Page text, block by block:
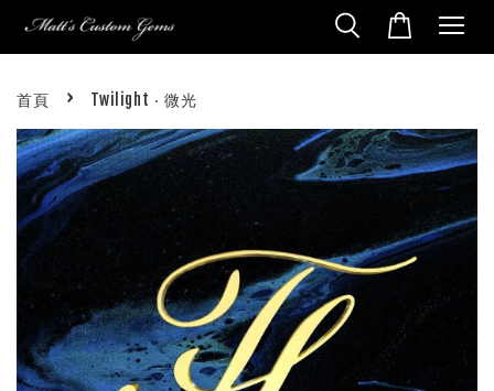
首頁 › Twilight ‧ 微光